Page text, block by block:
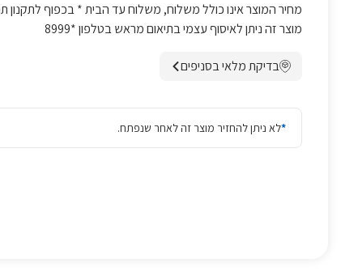
מחיר המוצר אינו כולל משלוח, משלוח עד הבית * בכפוף לתקנון
מוצר זה ניתן לאיסוף עצמי בתיאום מראש בטלפון *8999
בדיקת מלאי בסניפים
*לא ניתן להחזיר מוצר זה לאחר שנפתח.